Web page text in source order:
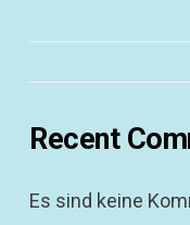
Recent
Es sind keine